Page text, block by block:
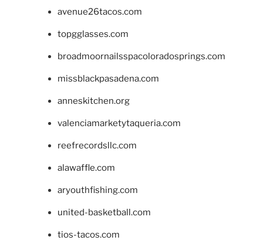
avenue26tacos.com
topgglasses.com
broadmoornailsspacoloradosprings.com
missblackpasadena.com
anneskitchen.org
valenciamarketytaqueria.com
reefrecordsllc.com
alawaffle.com
aryouthfishing.com
united-basketball.com
tios-tacos.com